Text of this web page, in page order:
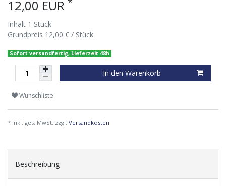
12,00 EUR
Inhalt 1 Stück
Grundpreis 12,00 € / Stück
Sofort versandfertig, Lieferzeit 48h
In den Warenkorb
Wunschliste
* inkl. ges. MwSt. zzgl. Versandkosten
Beschreibung